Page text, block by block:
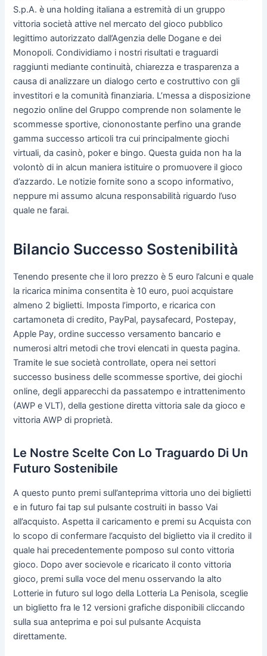
S.p.A. è una holding italiana a estremità di un gruppo
vittoria società attive nel mercato del gioco pubblico
legittimo autorizzato dall’Agenzia delle Dogane e dei
Monopoli. Condividiamo i nostri risultati e traguardi
raggiunti mediante continuità, chiarezza e trasparenza a
causa di analizzare un dialogo certo e costruttivo con gli
investitori e la comunità finanziaria. L’messa a disposizione
negozio online del Gruppo comprende non solamente le
scommesse sportive, ciononostante perfino una grande
gamma successo articoli tra cui principalmente giochi
virtuali, da casinò, poker e bingo. Questa guida non ha la
volontò di in alcun maniera istituire o promuovere il gioco
d’azzardo. Le notizie fornite sono a scopo informativo,
neppure mi assumo alcuna responsabilità riguardo l’uso
quale ne farai.
Bilancio Successo Sostenibilità
Tenendo presente che il loro prezzo è 5 euro l’alcuni e quale
la ricarica minima consentita è 10 euro, puoi acquistare
almeno 2 biglietti. Imposta l’importo, e ricarica con
cartamoneta di credito, PayPal, paysafecard, Postepay,
Apple Pay, ordine successo versamento bancario e
numerosi altri metodi che trovi elencati in questa pagina.
Tramite le sue società controllate, opera nei settori
successo business delle scommesse sportive, dei giochi
online, degli apparecchi da passatempo e intrattenimento
(AWP e VLT), della gestione diretta vittoria sale da gioco e
vittoria AWP di proprietà.
Le Nostre Scelte Con Lo Traguardo Di Un
Futuro Sostenibile
A questo punto premi sull’anteprima vittoria uno dei biglietti
e in futuro fai tap sul pulsante costruiti in basso Vai
all’acquisto. Aspetta il caricamento e premi su Acquista con
lo scopo di confermare l’acquisto del biglietto via il credito il
quale hai precedentemente pomposo sul conto vittoria
gioco. Dopo aver socievole e ricaricato il conto vittoria
gioco, premi sulla voce del menu osservando la alto
Lotterie in futuro sul logo della Lotteria La Penisola, sceglie
un biglietto fra le 12 versioni grafiche disponibili cliccando
sulla sua anteprima e poi sul pulsante Acquista
direttamente.